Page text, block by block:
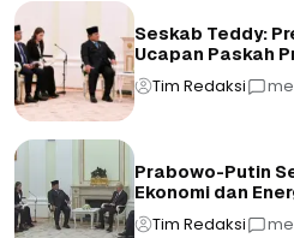
Seskab Teddy:
Ucapan Paskah
Tim Redaksi
Prabowo-Putin
Ekonomi dan
Tim Redaksi